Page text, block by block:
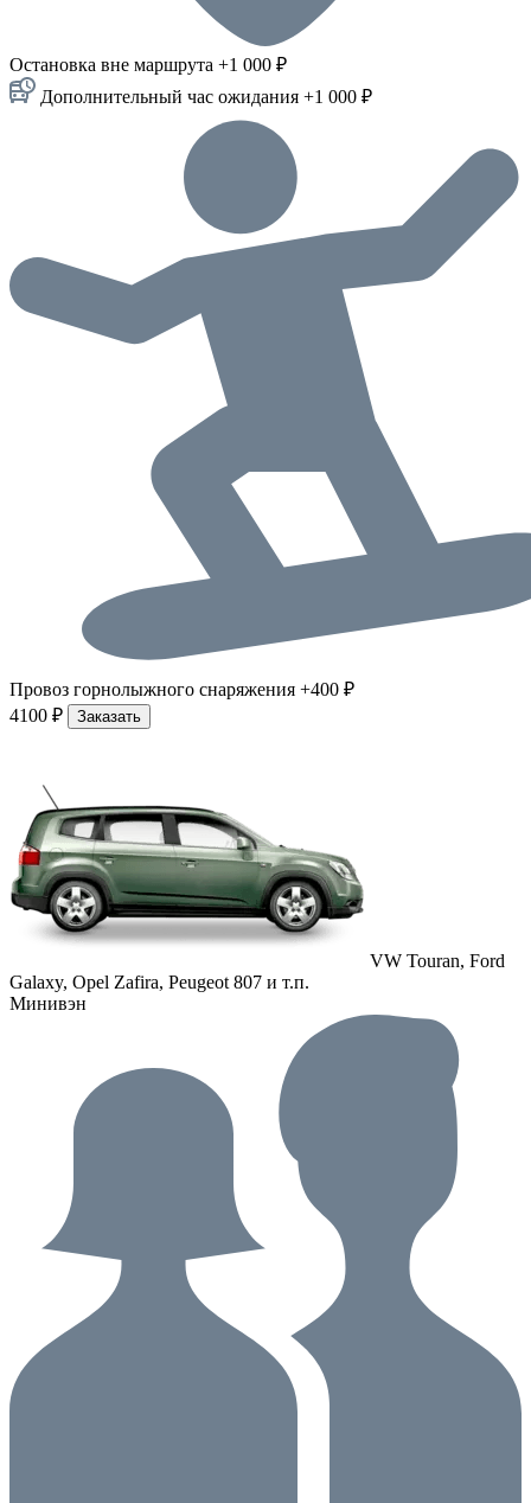
Остановка вне маршрута +1 000 ₽
Дополнительный час ожидания +1 000 ₽
Провоз горнолыжного снаряжения +400 ₽
4100 ₽
Заказать
VW Touran, Ford
Galaxy, Opel Zafira, Peugeot 807 и т.п.
Минивэн